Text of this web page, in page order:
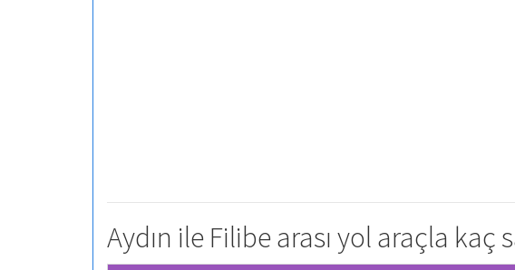
Aydın ile Filibe arası yol araçla kaç